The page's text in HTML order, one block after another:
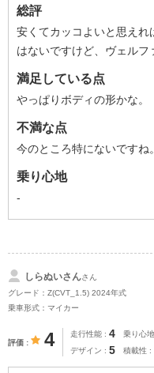
総評
安くてカッコよいと思え
はないですけど、ヴェル
満足している点
やっぱりボディの形かな。
不満な点
今のところ特にないですね。
乗り心地
-
しらぬいさんさん
グレード：Z(CVT_1.5) 2024年式
乗車形式：マイカー
評価 4 走行性能 4 乗り心地
デザイン 5 積載性